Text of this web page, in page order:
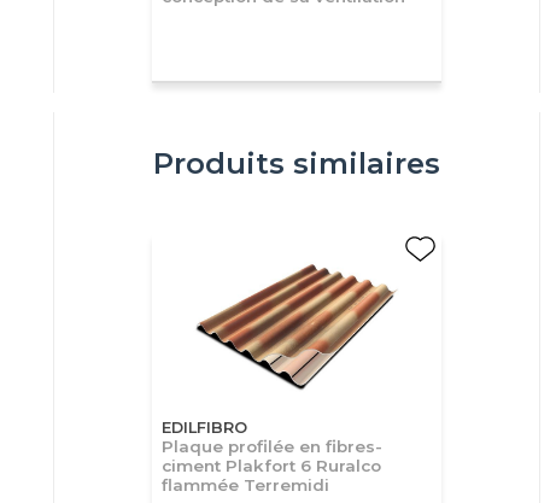
Produits similaires
EDILFIBRO
Plaque profilée en fibres-
ciment Plakfort 6 Ruralco
flammée Terremidi